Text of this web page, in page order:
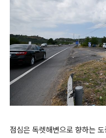
점심은 독렛해변으로 향하는